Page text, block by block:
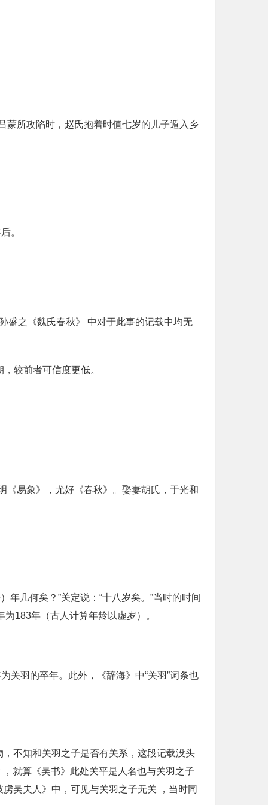
蒙所攻陷时，赵氏抱着时值七岁的儿子遁入乡
。
盛之《魏氏春秋》 中对于此事的记载中均无
较前者可信度更低。
《易象》，尤好《春秋》。娶妻胡氏，于光和
几何矣？”关定说：“十八岁矣。”当时的时间
183年（古人计算年龄以虚岁）。
关羽的卒年。此外，《辞海》中“关羽”词条也
不知和关羽之子是否有关系，这段记载没头
就算《吴书》此处关平是人名也与关羽之子
吴夫人》中，可见与关羽之子无关 ，当时同